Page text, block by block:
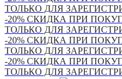
ТОЛЬКО ДЛЯ
-20% СКИДКА ПРИ
ТОЛЬКО ДЛЯ
-20% СКИДКА ПРИ
ТОЛЬКО ДЛЯ
-20% СКИДКА ПРИ
ТОЛЬКО ДЛЯ